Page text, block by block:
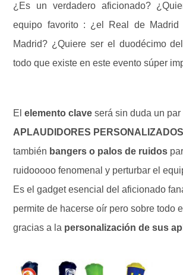
¿Es un verdadero aficionado?
equipo favorito : ¿el Real de
Madrid? ¿Quiere ser el duodécimo
todo que existe en este evento súper
Elelemento clave será sin duda un par
APLAUDIDORES PERSONALIZADOS
también bangers o palos de ruidos
ruidooooo fenomenal y perturbar el
Es el gadget esencial del aficionado
permite de hacerse oír pero sobre todo
gracias a la personalización de sus